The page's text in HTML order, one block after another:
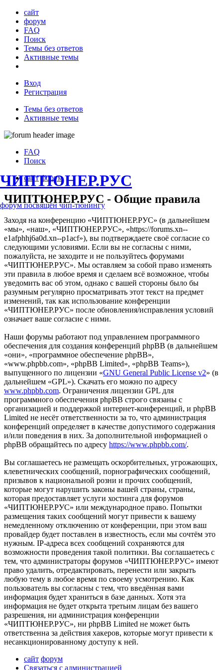
сайт
форум
FAQ
Поиск
Темы без ответов
Активные темы
Вход
Регистрация
Темы без ответов
Активные темы
ЧИПТЮНЕР.РУС
форум посвящён чип-тюнингу
FAQ
Поиск
сайт форум
ЧИПТЮНЕР.РУС - Общие правила
Заходя на конференцию «ЧИПТЮНЕР.РУС» (в дальнейшем
«мы», «наш», «ЧИПТЮНЕР.РУС», «https://forums.xn--
e1afphhj6a0d.xn--p1acf»), вы подтверждаете своё согласие со
следующими условиями. Если вы не согласны с ними,
пожалуйста, не заходите и не пользуйтесь форумами
«ЧИПТЮНЕР.РУС». Мы оставляем за собой право изменять
эти правила в любое время и сделаем всё возможное, чтобы
уведомить вас об этом, однако с вашей стороны было бы
разумным регулярно просматривать этот текст на предмет
изменений, так как использование конференции
«ЧИПТЮНЕР.РУС» после обновления/исправления условий
означает ваше согласие с ними.
Наши форумы работают под управлением программного
обеспечения для создания конференций phpBB (в дальнейшем
«они», «программное обеспечение phpBB»,
«www.phpbb.com», «phpBB Limited», «phpBB Teams»),
выпущенного по лицензии «GNU General Public License v2» (в
дальнейшем «GPL»). Скачать его можно по адресу
www.phpbb.com. Ограничения лицензии GPL для
программного обеспечения phpBB строго связаны с
организацией и поддержкой интернет-конференций, и phpBB
Limited не несёт ответственности за то, что администрация
конференций определяет в качестве допустимого содержания
и/или поведения в них. За дополнительной информацией о
phpBB обращайтесь по адресу https://www.phpbb.com/.
Вы соглашаетесь не размещать оскорбительных, угрожающих,
клеветнических сообщений, порнографических сообщений,
призывов к национальной розни и прочих сообщений,
которые могут нарушить законы вашей страны, страны,
которая предоставляет услуги хостинга для форумов
«ЧИПТЮНЕР.РУС» или международное право. Попытки
размещения таких сообщений могут привести к вашему
немедленному отключению от конференции, при этом ваш
провайдер будет поставлен в известность, если мы сочтём это
нужным. IP-адреса всех сообщений сохраняются для
возможности проведения такой политики. Вы соглашаетесь с
тем, что администраторы форумов «ЧИПТЮНЕР.РУС» имеют
право удалить, отредактировать, перенести или закрыть
любую тему в любое время по своему усмотрению. Как
пользователь вы согласны с тем, что введённая вами
информация будет храниться в базе данных. Хотя эта
информация не будет открыта третьим лицам без вашего
разрешения, ни администрация конференции
«ЧИПТЮНЕР.РУС», ни phpBB Limited не может быть
ответственна за действия хакеров, которые могут привести к
несанкционированному доступу к ней.
сайт форум
Связаться с администрацией